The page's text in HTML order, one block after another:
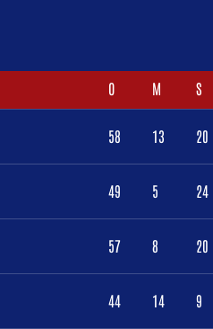
O M S
58 13 20
49 5 24
57 8 20
44 14 9